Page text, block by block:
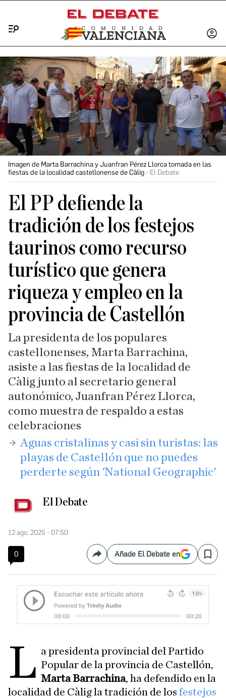
INICIAR
Imagen de Marta Barrachina y Juanfran Pérez Llorca tomada en las
fiestas de la localidad castellonense de Càlig
El Debate
El PP defiende la
tradición de los festejos
taurinos como recurso
turístico que genera
riqueza y empleo en la
provincia de Castellón
La presidenta de los populares
castellonenses, Marta Barrachina,
asiste a las fiestas de la localidad de
Càlig junto al secretario general
autonómico, Juanfran Pérez Llorca,
como muestra de respaldo a estas
celebraciones
Aguas cristalinas y casi sin turistas: las
playas de Castellón que no puedes
perderte según 'National Geographic'
El Debate
12 ago. 2025 - 07:50
0 CompartirAñade El Debate en Save
L a presidenta provincial del Partido
Popular de la provincia de Castellón,
Marta Barrachina, ha defendido en la
localidad de Càlig la tradición de los festejos